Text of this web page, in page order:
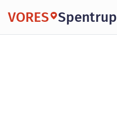
VORES Spentrup